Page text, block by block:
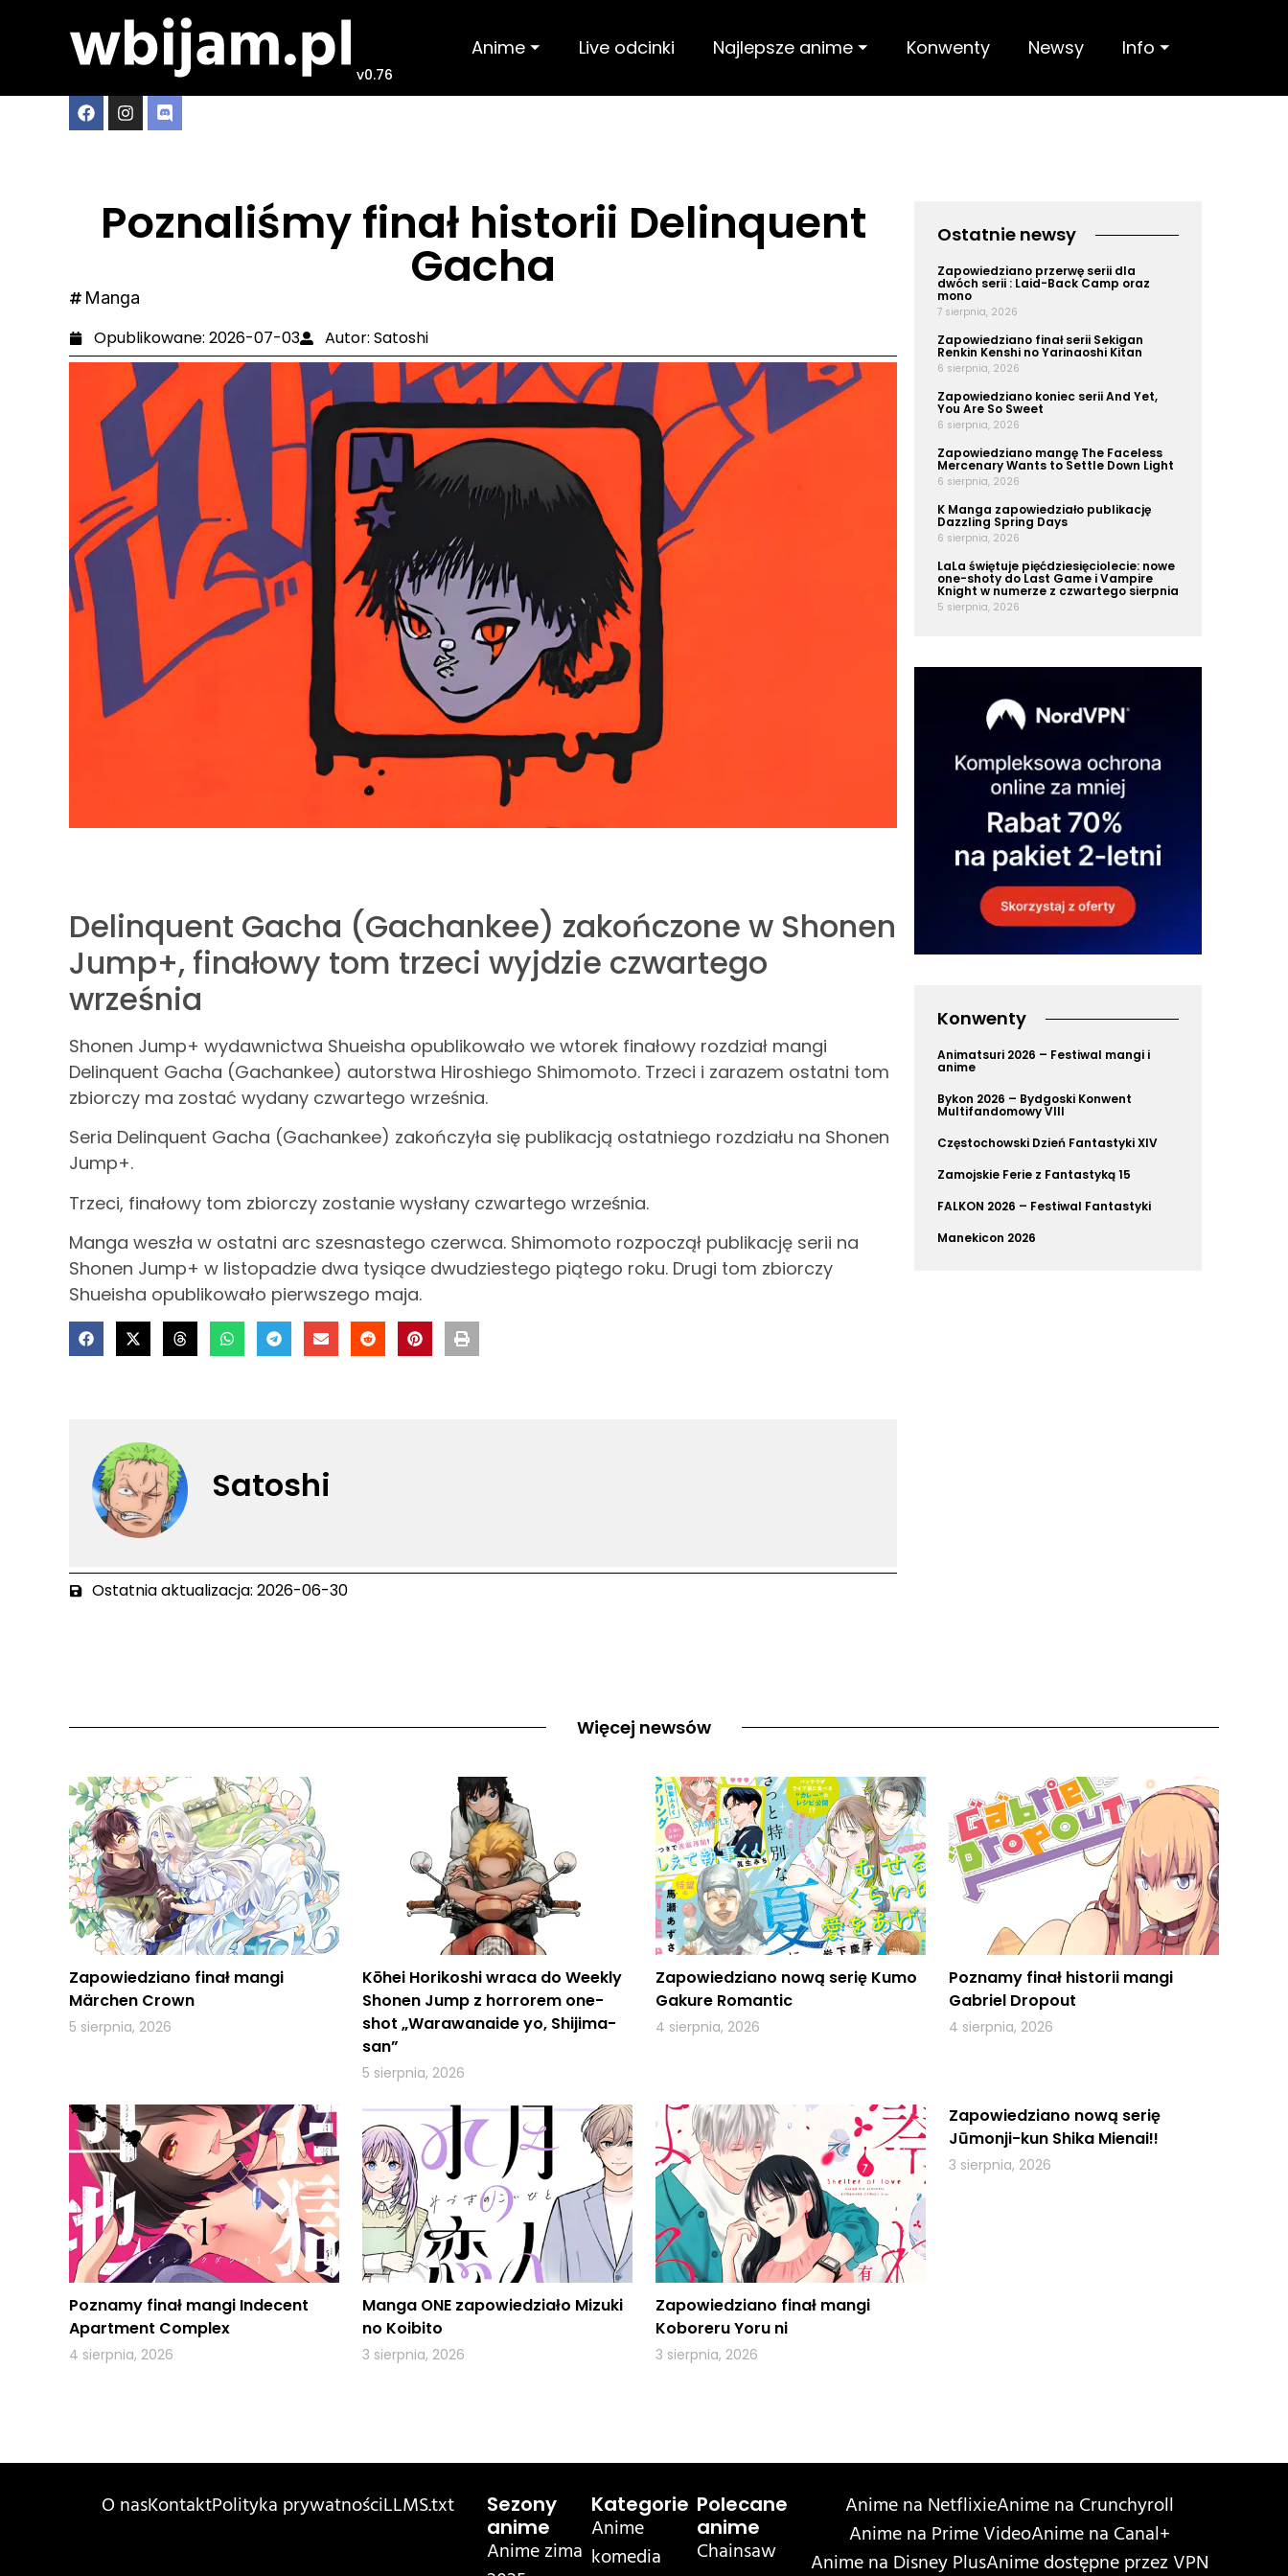
v0.76
Anime ⏷ Live odcinki Najlepsze anime ⏷ Konwenty Newsy Info ⏷
Poznaliśmy finał historii Delinquent
Gacha
Manga
Opublikowane: 2026-07-03 Autor: Satoshi
Delinquent Gacha (Gachankee) zakończone w Shonen
Jump+, finałowy tom trzeci wyjdzie czwartego
września
Shonen Jump+ wydawnictwa Shueisha opublikowało we wtorek finałowy rozdział mangi
Delinquent Gacha (Gachankee) autorstwa Hiroshiego Shimomoto. Trzeci i zarazem ostatni tom
zbiorczy ma zostać wydany czwartego września.
Seria Delinquent Gacha (Gachankee) zakończyła się publikacją ostatniego rozdziału na Shonen
Jump+.
Trzeci, finałowy tom zbiorczy zostanie wysłany czwartego września.
Manga weszła w ostatni arc szesnastego czerwca. Shimomoto rozpoczął publikację serii na
Shonen Jump+ w listopadzie dwa tysiące dwudziestego piątego roku. Drugi tom zbiorczy
Shueisha opublikowało pierwszego maja.
Satoshi
Ostatnia aktualizacja: 2026-06-30
Ostatnie newsy
Zapowiedziano przerwę serii dla
dwóch serii : Laid-Back Camp oraz
mono
7 sierpnia, 2026
Zapowiedziano finał serii Sekigan
Renkin Kenshi no Yarinaoshi Kitan
6 sierpnia, 2026
Zapowiedziano koniec serii And Yet,
You Are So Sweet
6 sierpnia, 2026
Zapowiedziano mangę The Faceless
Mercenary Wants to Settle Down Light
6 sierpnia, 2026
K Manga zapowiedziało publikację
Dazzling Spring Days
6 sierpnia, 2026
LaLa świętuje pięćdziesięciolecie: nowe
one-shoty do Last Game i Vampire
Knight w numerze z czwartego sierpnia
5 sierpnia, 2026
Konwenty
Animatsuri 2026 – Festiwal mangi i
anime
Bykon 2026 – Bydgoski Konwent
Multifandomowy VIII
Częstochowski Dzień Fantastyki XIV
Zamojskie Ferie z Fantastyką 15
FALKON 2026 – Festiwal Fantastyki
Manekicon 2026
Więcej newsów
Zapowiedziano finał mangi
Märchen Crown
5 sierpnia, 2026
Kōhei Horikoshi wraca do Weekly
Shonen Jump z horrorem one-
shot „Warawanaide yo, Shijima-
san”
5 sierpnia, 2026
Zapowiedziano nową serię Kumo
Gakure Romantic
4 sierpnia, 2026
Poznamy finał historii mangi
Gabriel Dropout
4 sierpnia, 2026
Poznamy finał mangi Indecent
Apartment Complex
4 sierpnia, 2026
Manga ONE zapowiedziało Mizuki
no Koibito
3 sierpnia, 2026
Zapowiedziano finał mangi
Koboreru Yoru ni
3 sierpnia, 2026
Zapowiedziano nową serię
Jūmonji-kun Shika Mienai!!
3 sierpnia, 2026
O nasKontaktPolityka prywatnościLLMS.txt
Sezony
anime
Anime zima
Kategorie
Anime
komedia
Polecane
anime
Chainsaw
Anime na NetflixieAnime na Crunchyroll
Anime na Prime VideoAnime na Canal+
Anime na Disney PlusAnime dostępne przez VPN